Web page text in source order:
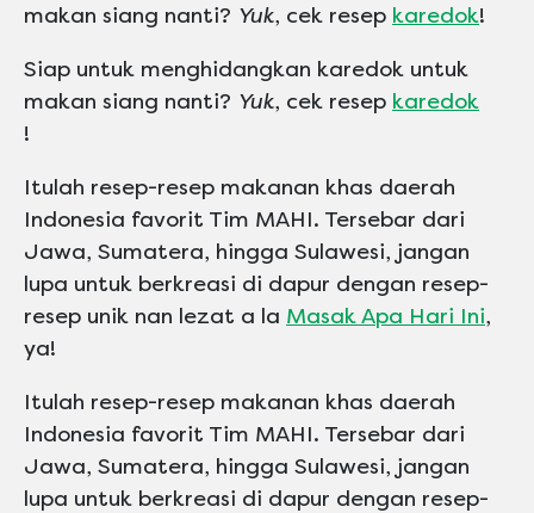
makan siang nanti? Yuk, cek resep karedok!
Siap untuk menghidangkan karedok untuk
makan siang nanti? Yuk, cek resep karedok
!
Itulah resep-resep makanan khas daerah
Indonesia favorit Tim MAHI. Tersebar dari
Jawa, Sumatera, hingga Sulawesi, jangan
lupa untuk berkreasi di dapur dengan resep-
resep unik nan lezat a la Masak Apa Hari Ini,
ya!
Itulah resep-resep makanan khas daerah
Indonesia favorit Tim MAHI. Tersebar dari
Jawa, Sumatera, hingga Sulawesi, jangan
lupa untuk berkreasi di dapur dengan resep-